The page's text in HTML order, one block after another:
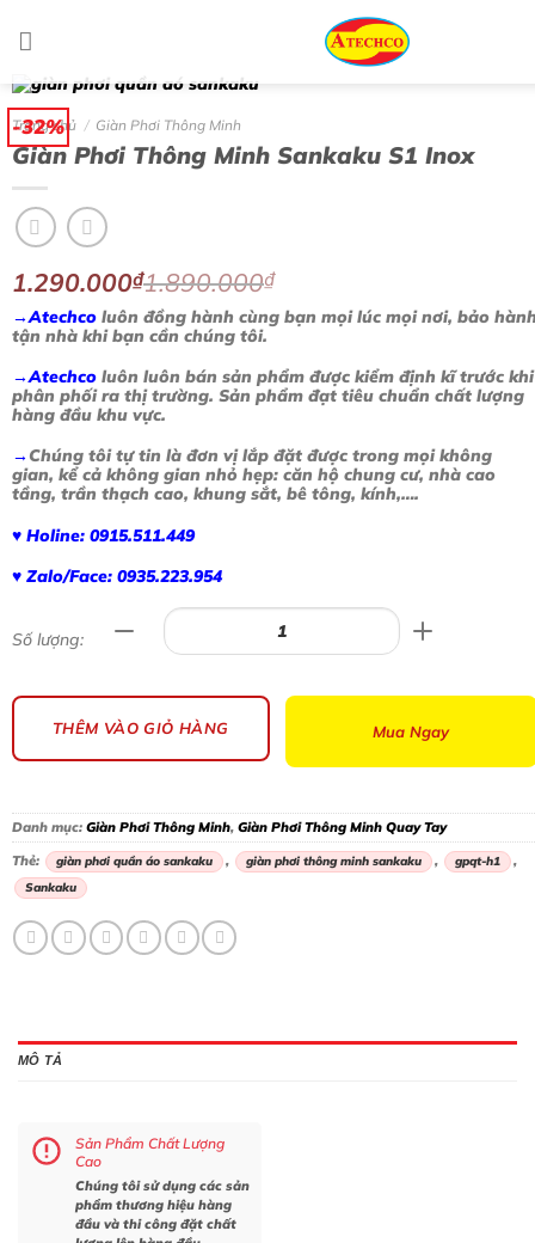
qua
nội
-32%
Trang chủ / Giàn Phơi Thông Minh
Giàn Phơi Thông Minh Sankaku S1 Inox
1.890.000₫
1.290.000₫
→Atechco luôn đồng hành cùng bạn mọi lúc mọi nơi, bảo
tận nhà khi bạn cần chúng tôi.
→Atechco luôn luôn bán sản phẩm được kiểm định kĩ trước khi
phân phối ra thị trường. Sản phẩm đạt tiêu chuẩn chất lượng
hàng đầu khu vực.
→ Chúng tôi tự tin là đơn vị lắp đặt được trong mọi không
gian, kể cả không gian nhỏ hẹp: căn hộ chung cư, nhà cao
tầng, trần thạch cao, khung sắt, bê tông, kính,….
♥ Holine: 0915.511.449
♥ Zalo/Face: 0935.223.954
Số lượng:
THÊM VÀO GIỎ HÀNG Mua Ngay
Danh mục: Giàn Phơi Thông Minh, Giàn Phơi Thông Minh Quay Tay
Thẻ:
giàn phơi quần áo sankaku , giàn phơi thông minh sankaku , gpqt-h1 ,
Sankaku
MÔ TẢ
Sản Phẩm Chất Lượng
Cao
Chúng tôi sử dụng các sản
phẩm thương hiệu hàng
đầu và thi công đặt chất